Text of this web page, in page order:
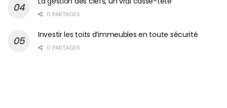
0 PARTAGES
Investir les toits d’immeubles en toute sécurité
0 PARTAGES